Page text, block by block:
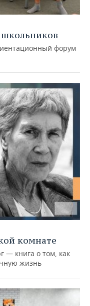
форум
комнате
— книга о том, как
жизнь